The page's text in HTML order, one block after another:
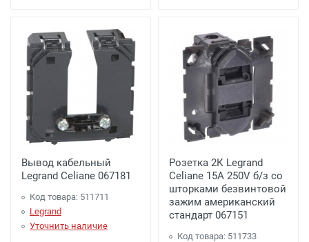
Вывод кабельный
Legrand Celiane 067181
Код товара: 511711
Legrand
Уточнить наличие
Розетка 2К Legrand
Celiane 15A 250V б/з со
шторками безвинтовой
зажим американский
стандарт 067151
Код товара: 511733